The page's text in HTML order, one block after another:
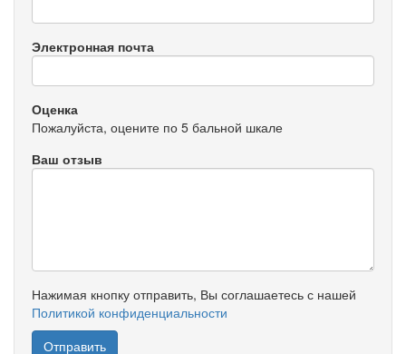
Электронная почта
Оценка
Пожалуйста, оцените по 5 бальной шкале
Ваш отзыв
Нажимая кнопку отправить, Вы соглашаетесь с нашей
Политикой конфиденциальности